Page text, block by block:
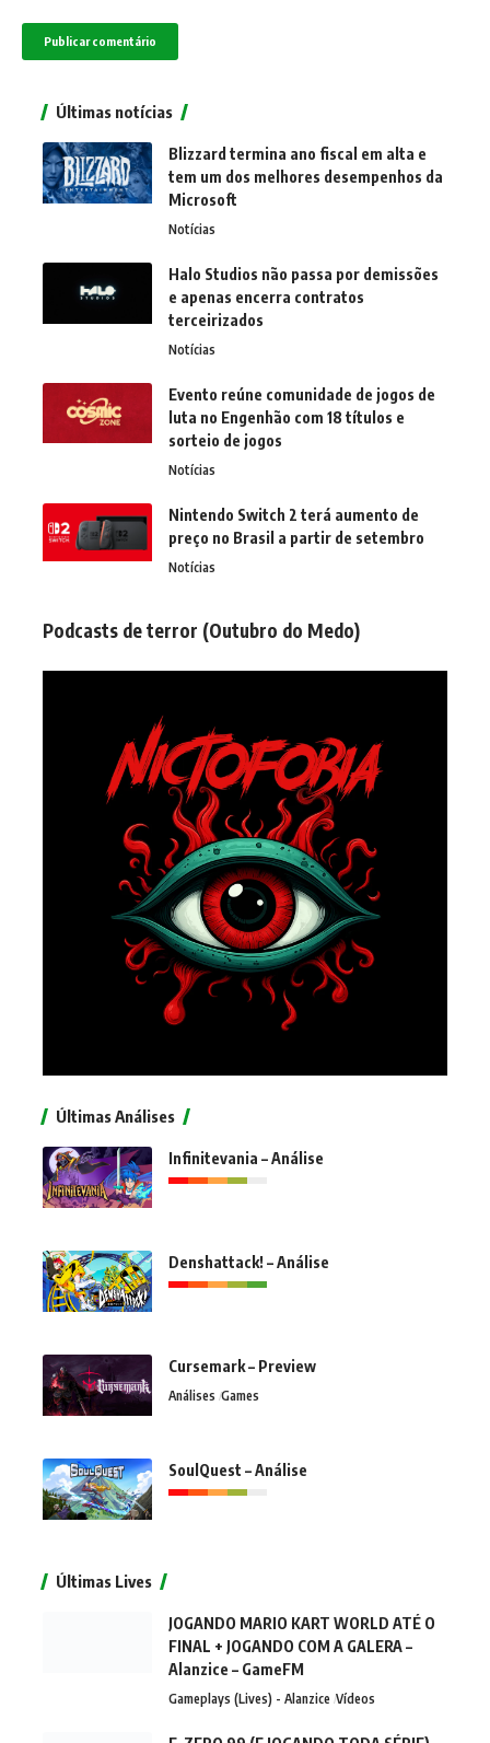
Últimas notícias
Blizzard termina ano fiscal em alta e
tem um dos melhores desempenhos da
Microsoft
Notícias
Halo Studios não passa por demissões
e apenas encerra contratos
terceirizados
Notícias
Evento reúne comunidade de jogos de
luta no Engenhão com 18 títulos e
sorteio de jogos
Notícias
Nintendo Switch 2 terá aumento de
preço no Brasil a partir de setembro
Notícias
Podcasts de terror (Outubro do Medo)
Últimas Análises
Infinitevania – Análise
Denshattack! – Análise
Cursemark – Preview
Análises Games
SoulQuest – Análise
Últimas Lives
JOGANDO MARIO KART WORLD ATÉ O
FINAL + JOGANDO COM A GALERA –
Alanzice – GameFM
Gameplays (Lives) - Alanzice Vídeos